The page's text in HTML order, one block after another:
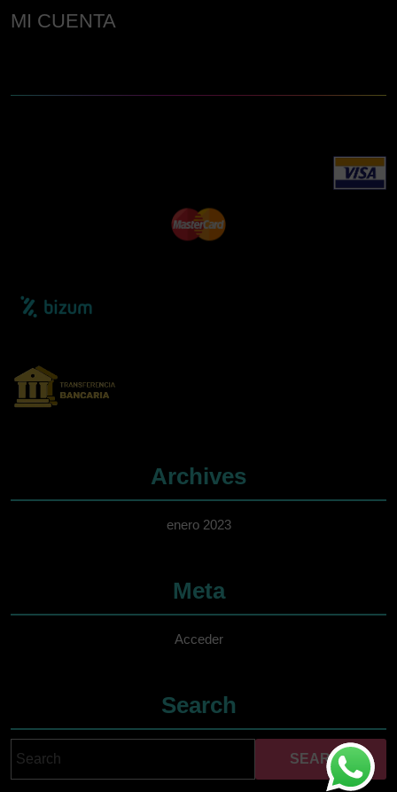
MI CUENTA
Archives
enero 2023
Meta
Acceder
Search
Cuando hay